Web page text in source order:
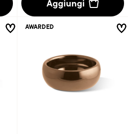
Aggiungi
AWARDED